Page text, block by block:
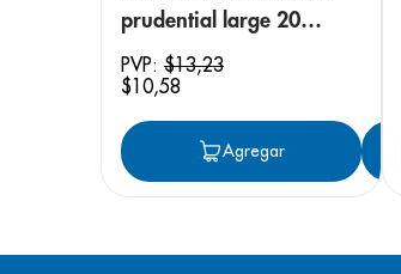
prudential large 20
unidades
PVP: $13,23
$10,58
Agregar